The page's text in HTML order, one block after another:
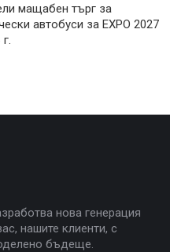
мащабен търг за
автобуси за EXPO 2027
нова генерация
нашите клиенти, с
бъдеще.